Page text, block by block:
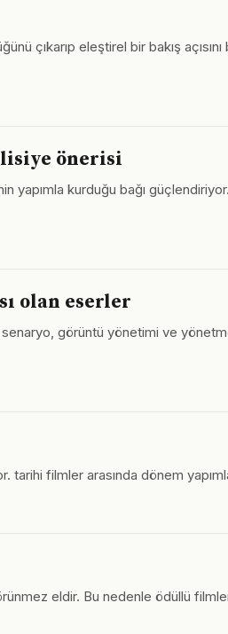
çıkarıp eleştirel bir bakış
önerisi
yapımla kurduğu bağı
olan eserler
senaryo, görüntü yönetimi ve
filmler arasında dönem
eldir. Bu nedenle ödüllü